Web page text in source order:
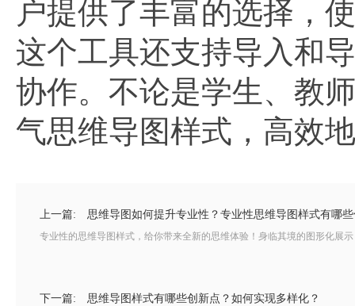
户提供了丰富的选择，
这个工具还支持导入和
协作。不论是学生、教
气思维导图样式，高效
上一篇: 思维导图如何提升专业性？专业性思维导图样式有哪
专业性的思维导图样式，给你带来全新的思维体验！身临其境的图形化展
下一篇: 思维导图样式有哪些创新点？如何实现多样化？